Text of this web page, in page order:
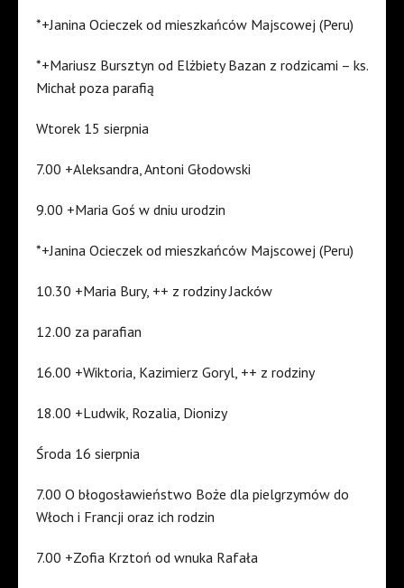
*+Janina Ocieczek od mieszkańców Majscowej (Peru)
*+Mariusz Bursztyn od Elżbiety Bazan z rodzicami – ks.
Michał poza parafią
Wtorek 15 sierpnia
7.00 +Aleksandra, Antoni Głodowski
9.00 +Maria Goś w dniu urodzin
*+Janina Ocieczek od mieszkańców Majscowej (Peru)
10.30 +Maria Bury, ++ z rodziny Jacków
12.00 za parafian
16.00 +Wiktoria, Kazimierz Goryl, ++ z rodziny
18.00 +Ludwik, Rozalia, Dionizy
Środa 16 sierpnia
7.00 O błogosławieństwo Boże dla pielgrzymów do
Włoch i Francji oraz ich rodzin
7.00 +Zofia Krztoń od wnuka Rafała